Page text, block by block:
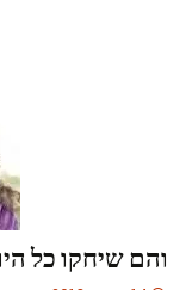
והם שיחקו כל